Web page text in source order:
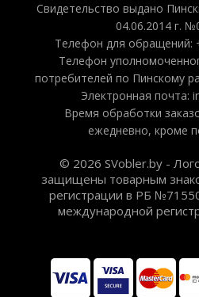
Свидетельство выдано
04.06.2014 г.
Телефон для обращений:
Телефон
потребителей по Пинскому
Электронная почта:
Время обработки
ежедневно, кроме
© 2026 SVobler.by -
защищены товарным
регистрации в РБ
международной